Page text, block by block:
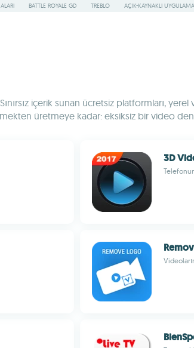
BATTLE ROYALE GD TREBLO AÇIK-KAYNAKLI
içerik sunan ücretsiz platformları,
üretmeye kadar: eksiksiz bir video
3D